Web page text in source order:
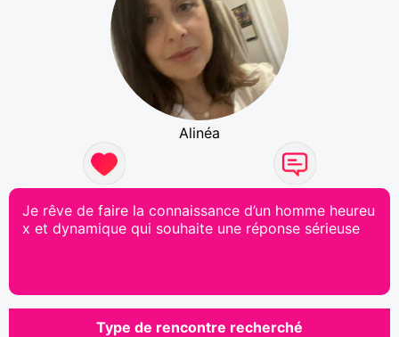
Alinéa
Je rêve de faire la connaissance d’un homme heureu
x et dynamique qui souhaite une réponse sérieuse
Type de rencontre recherché